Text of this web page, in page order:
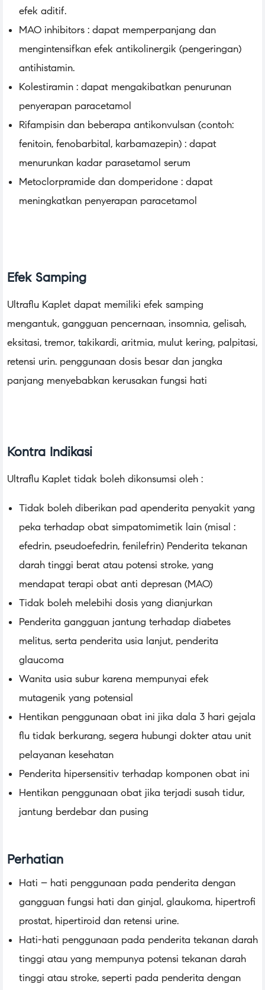
efek aditif.
MAO inhibitors : dapat memperpanjang dan
mengintensifkan efek antikolinergik (pengeringan)
antihistamin.
Kolestiramin : dapat mengakibatkan penurunan
penyerapan paracetamol
Rifampisin dan beberapa antikonvulsan (contoh:
fenitoin, fenobarbital, karbamazepin) : dapat
menurunkan kadar parasetamol serum
Metoclorpramide dan domperidone : dapat
meningkatkan penyerapan paracetamol
Efek Samping
Ultraflu Kaplet dapat memiliki efek samping
mengantuk, gangguan pencernaan, insomnia, gelisah,
eksitasi, tremor, takikardi, aritmia, mulut kering, palpitasi,
retensi urin. penggunaan dosis besar dan jangka
panjang menyebabkan kerusakan fungsi hati
Kontra Indikasi
Ultraflu Kaplet tidak boleh dikonsumsi oleh :
Tidak boleh diberikan pad apenderita penyakit yang
peka terhadap obat simpatomimetik lain (misal :
efedrin, pseudoefedrin, fenilefrin) Penderita tekanan
darah tinggi berat atau potensi stroke, yang
mendapat terapi obat anti depresan (MAO)
Tidak boleh melebihi dosis yang dianjurkan
Penderita gangguan jantung terhadap diabetes
melitus, serta penderita usia lanjut, penderita
glaucoma
Wanita usia subur karena mempunyai efek
mutagenik yang potensial
Hentikan penggunaan obat ini jika dala 3 hari gejala
flu tidak berkurang, segera hubungi dokter atau unit
pelayanan kesehatan
Penderita hipersensitiv terhadap komponen obat ini
Hentikan penggunaan obat jika terjadi susah tidur,
jantung berdebar dan pusing
Perhatian
Hati – hati penggunaan pada penderita dengan
gangguan fungsi hati dan ginjal, glaukoma, hipertrofi
prostat, hipertiroid dan retensi urine.
Hati-hati penggunaan pada penderita tekanan darah
tinggi atau yang mempunya potensi tekanan darah
tinggi atau stroke, seperti pada penderita dengan